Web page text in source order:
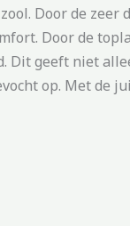
Door de
Door de
Dit geeft niet
op. Met de